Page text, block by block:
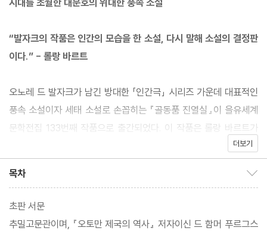
시대를 초월한 대문호의 위대한 풍속 소설
“발자크의 작품은 인간의 모습을 한 소설, 다시 말해 소설의 결정판
이다.” - 롤랑 바르트
오노레 드 발자크가 남긴 방대한 「인간극」 시리즈 가운데 대표적인
풍속 소설이자 세태 소설로 손꼽히는 『골동품 진열실』이 을유세계
문학전집 133번째 작품으로 출간되었다. 이 작품은 롤랑 바르트가
“인간의 모습을 한 소설, 다시 말해 소설의 결정판”이라고 평가한 바
전에 국내에 출간된 바 있으나 현재 절판된 작품을 새로운 번역으로
선보인다는 점에서도 특별하다.
더보기
목차
초판 서문
추밀고문관이며, 『오토만 제국의 역사』 저자이신 드 함머 푸르그스